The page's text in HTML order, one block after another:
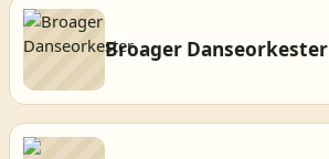
Broager Danseorkester